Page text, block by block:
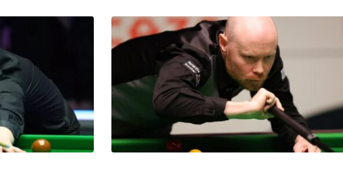
во всех […]
своей снукерной карьеры в предстоящем сезоне. […]